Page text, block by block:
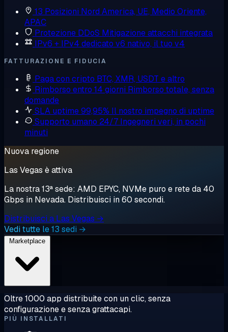
13 Posizioni Nord America, UE, Medio Oriente,
APAC
Protezione DDoS Mitigazione attacchi integrata
IPv6 + IPv4 dedicato v6 nativo, il tuo v4
FATTURAZIONE E FIDUCIA
Paga con cripto BTC, XMR, USDT e altro
Rimborso entro 14 giorni Rimborso totale, senza
domande
SLA uptime 99,95% Il nostro impegno di uptime
Supporto umano 24/7 Ingegneri veri, in pochi
minuti
Nuova regione
Las Vegas è attiva
La nostra 13ª sede: AMD EPYC, NVMe puro e rete da 40
Gbps in Nevada. Distribuisci in 60 secondi.
Distribuisci a Las Vegas →
Vedi tutte le 13 sedi →
Oltre 1000 app distribuite con un clic, senza
configurazione e senza grattacapi.
PIÙ INSTALLATI